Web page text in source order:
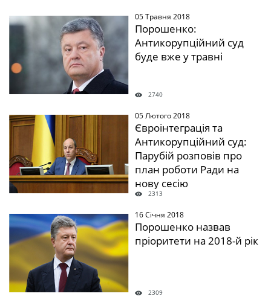
" /> 05 Травня 2018
Порошенко:
Антикорупційний суд
буде вже у травні
2740
" /> 05 Лютого 2018
Євроінтеграція та
Антикорупційний суд:
Парубій розповів про
план роботи Ради на
нову сесію
2313
" /> 16 Січня 2018
Порошенко назвав
пріоритети на 2018-й рік
2309